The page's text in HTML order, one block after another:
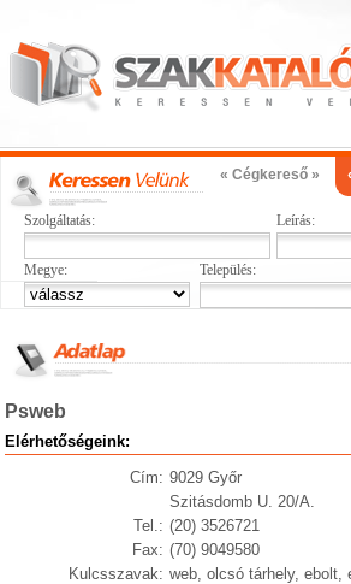
« Cégkereső »
Szolgáltatás: Leírás:
Megye: Település:
Psweb
Elérhetőségeink:
Cím: 9029 Győr
Szitásdomb U. 20/A.
Tel.: (20) 3526721
Fax: (70) 9049580
Kulcsszavak: web, olcsó tárhely, ebolt,